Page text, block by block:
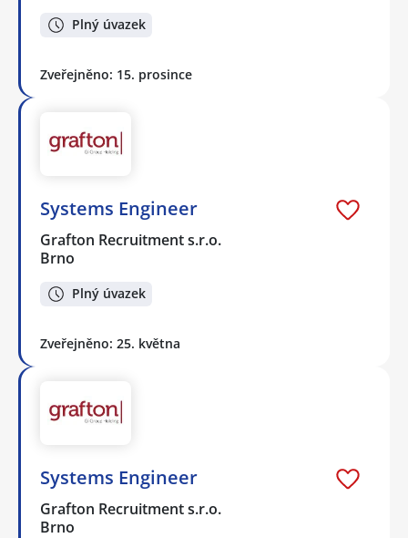
Plný úvazek
Zveřejněno: 15. prosince
Systems Engineer
Grafton Recruitment s.r.o.
Brno
Plný úvazek
Zveřejněno: 25. května
Systems Engineer
Grafton Recruitment s.r.o.
Brno